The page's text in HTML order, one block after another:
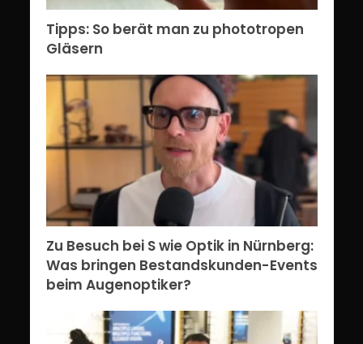
Tipps: So berät man zu phototropen
Gläsern
Zu Besuch bei S wie Optik in Nürnberg:
Was bringen Bestandskunden-Events
beim Augenoptiker?